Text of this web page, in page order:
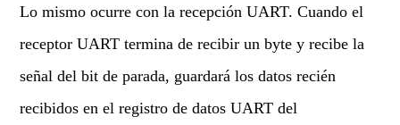
Lo mismo ocurre con la recepción UART. Cuando el
receptor UART termina de recibir un byte y recibe la
señal del bit de parada, guardará los datos recién
recibidos en el registro de datos UART del